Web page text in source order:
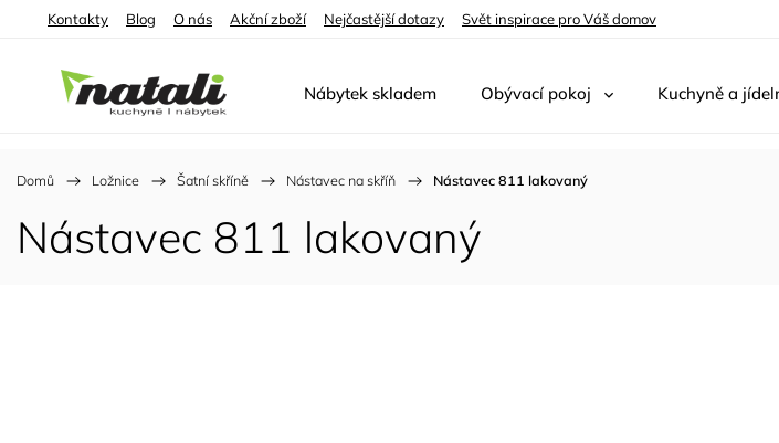
Kontakty Blog O nás Akční zboží Nejčastější dotazy Svět inspirace pro Váš domov
Nábytek skladem Obývací pokoj Kuchyně a
Domů / Ložnice / Šatní skříně / Nástavec na skříň / Nástavec 811 lakovaný
Nástavec 811 lakovaný